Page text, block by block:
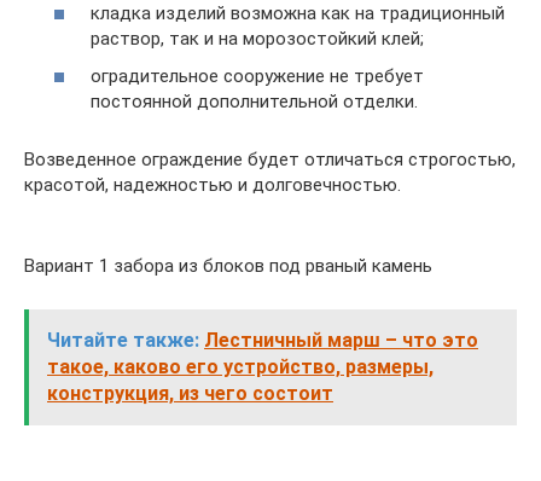
кладка изделий возможна как на традиционный
раствор, так и на морозостойкий клей;
оградительное сооружение не требует
постоянной дополнительной отделки.
Возведенное ограждение будет отличаться строгостью,
красотой, надежностью и долговечностью.
Вариант 1 забора из блоков под рваный камень
Читайте также: Лестничный марш – что это
такое, каково его устройство, размеры,
конструкция, из чего состоит